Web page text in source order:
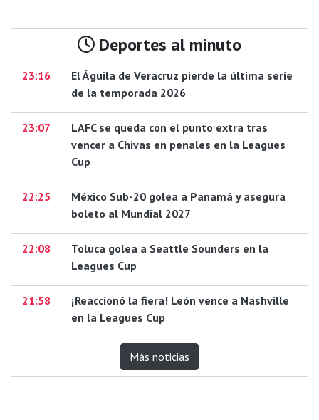
Deportes al minuto
23:16
El Águila de Veracruz pierde la última serie
de la temporada 2026
23:07
LAFC se queda con el punto extra tras
vencer a Chivas en penales en la Leagues
Cup
22:25
México Sub-20 golea a Panamá y asegura
boleto al Mundial 2027
22:08
Toluca golea a Seattle Sounders en la
Leagues Cup
21:58
¡Reaccionó la fiera! León vence a Nashville
en la Leagues Cup
Más noticias